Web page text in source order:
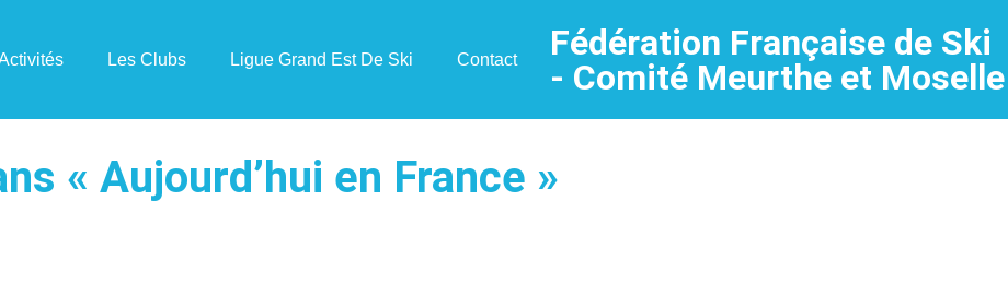
Les Clubs Ligue Grand Est De Ski Contact
Fédération Française de Ski
- Comité Meurthe et Moselle
« Aujourd’hui en France »